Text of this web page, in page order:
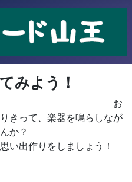
みよう！
お
きって、楽器を鳴らしなが
か？
い出作りをしましょう！